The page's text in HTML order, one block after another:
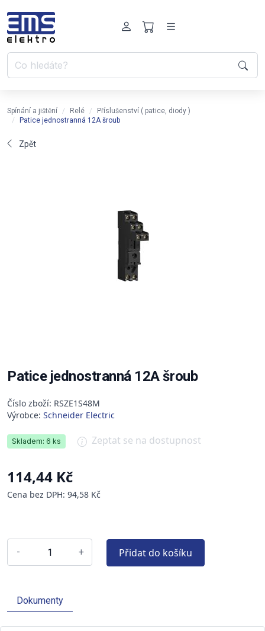
Spínání a jištění Relé
Příslušenství ( patice, diody )
Patice jednostranná 12A šroub
Zpět
Patice jednostranná 12A šroub
Číslo zboží: RSZE1S48M
Výrobce: Schneider Electric
Skladem: 6 ks Zeptat se na dostupnost
114,44 Kč
Cena bez DPH: 94,58 Kč
- + Přidat do košíku
Dokumenty